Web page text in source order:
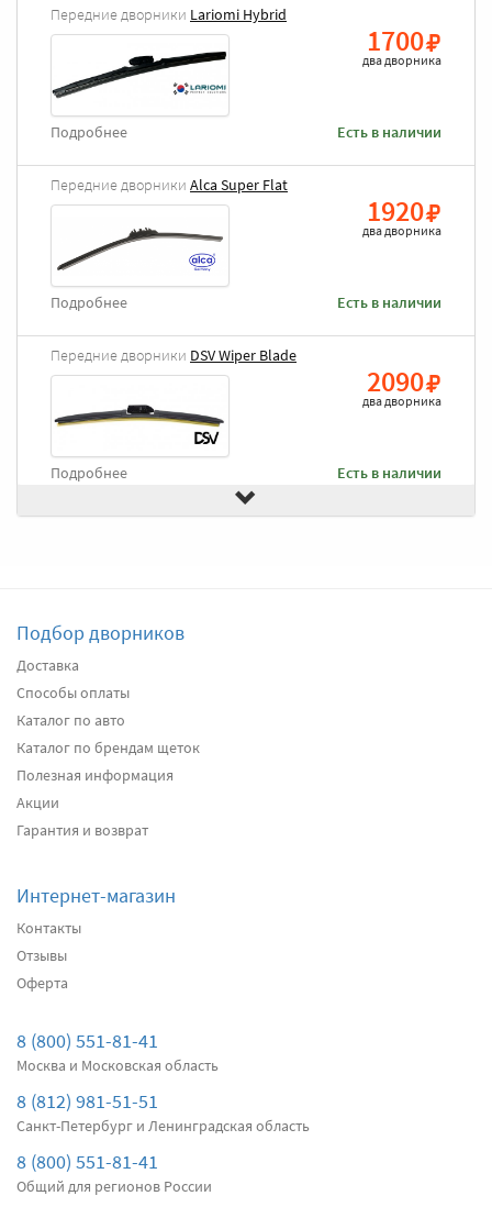
Передние дворники Lariomi Hybrid
1700
два дворника
Есть в наличии
Подробнее
Передние дворники Alca Super Flat
1920
два дворника
Есть в наличии
Подробнее
Передние дворники DSV Wiper Blade
2090
два дворника
Есть в наличии
Подробнее
Подробнее
Передние дворники
Подробнее
Подробнее
Передние дворники
Подробнее
Подбор дворников
Доставка
Способы оплаты
Каталог по авто
Каталог по брендам щеток
Полезная информация
Акции
Гарантия и возврат
Интернет-магазин
Контакты
Отзывы
Оферта
8 (800) 551-81-41
Москва и Московская область
8 (812) 981-51-51
Санкт-Петербург и Ленинградская область
8 (800) 551-81-41
Общий для регионов России